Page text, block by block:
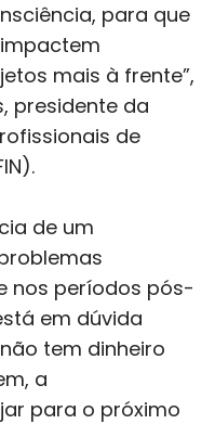
para que
mais à frente”,
presidente da
de
de um
nos períodos pós-
em dúvida
tem dinheiro
a
para o próximo